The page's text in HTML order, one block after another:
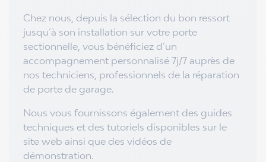
Chez nous, depuis la sélection du bon ressort
jusqu’à son installation sur votre porte
sectionnelle, vous bénéficiez d’un
accompagnement personnalisé 7j/7 auprès de
nos techniciens, professionnels de la réparation
de porte de garage.
Nous vous fournissons également des guides
techniques et des tutoriels disponibles sur le
site web ainsi que des vidéos de
démonstration.